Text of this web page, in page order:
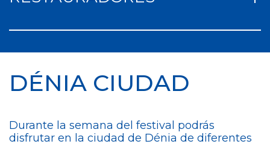
DÉNIA CIUDAD
Durante la semana del festival podrás
disfrutar en la ciudad de Dénia de diferentes